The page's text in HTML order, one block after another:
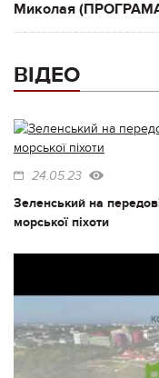
Миколая
ВІДЕО
24.05.23
Зеленський на
морської піхоти